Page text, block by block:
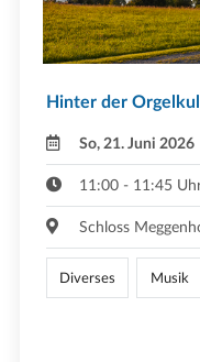
Hinter der
So, 21. Juni 2026
11:00 - 11:45
Schloss
Diverses Musik